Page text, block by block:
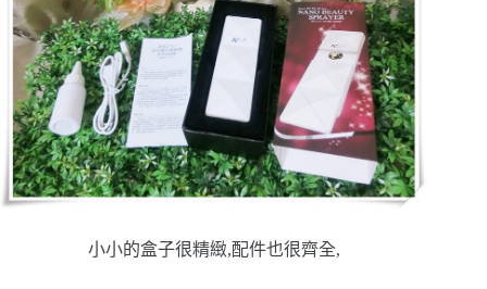
小小的盒子很精緻,配件也很齊全,